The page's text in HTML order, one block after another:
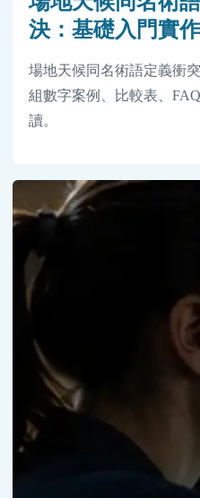
決：基礎入門實
場地天候同名術語定義衝
組數字案例、比較表、
讀。